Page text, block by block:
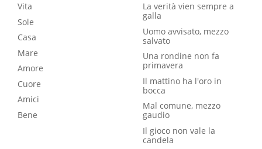
Vita
Sole
Casa
Mare
Amore
Cuore
Amici
Bene
La verità vien sempre a
galla
Uomo avvisato, mezzo
salvato
Una rondine non fa
primavera
Il mattino ha l'oro in
bocca
Mal comune, mezzo
gaudio
Il gioco non vale la
candela